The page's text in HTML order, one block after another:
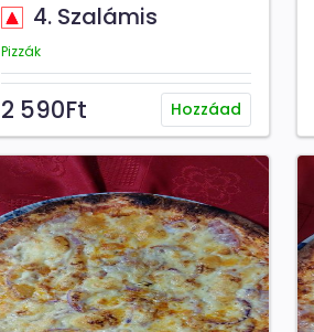
4. Szalámis
Pizzák
2 590Ft Hozzáad